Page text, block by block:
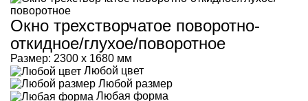
Окно трехстворчатое поворотно-
откидное/глухое/поворотное
Размер: 2300 х 1680 мм
Любой цвет
Любой размер
Любая форма